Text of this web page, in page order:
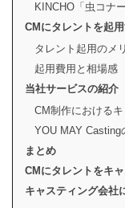
KINCHO「虫コナ
CMにタレントを起
タレント起用のメ
起用費用と相場感
当社サービスの紹介
CM制作における
YOU MAY Casting
まとめ
CMにタレントをキ
キャスティング会社